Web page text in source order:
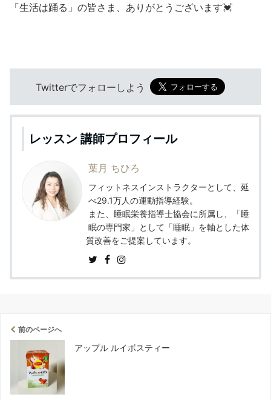
「生活は踊る」の皆さま、ありがとうございます💓
Twitterでフォローしよう
レッスン 講師プロフィール
葉月 ちひろ
フィットネスインストラクターとして、延
べ29.1万人の運動指導経験。
また、睡眠栄養指導士協会に所属し、「睡
眠の専門家」として「睡眠」を軸とした体
質改善をご提案しています。
前のページへ
アップル ルイボスティー